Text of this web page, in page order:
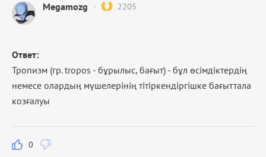
Megamozg 2205
Ответ:
Тропизм (гр. tropos - бұрылыс, бағыт) - бұл өсімдіктердің
немесе олардың мүшелерінің тітіркендіргішке бағыттала
козғалуы
0